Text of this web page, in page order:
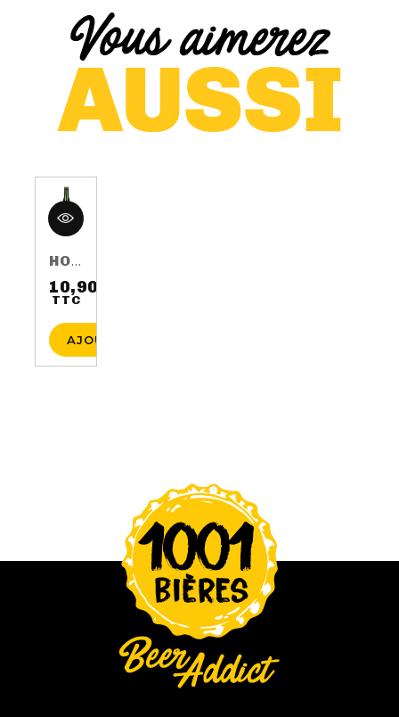
HOP HARVEST 2016 75CL 5.5%
10,90 €
TTCPrix
AJOUTER AU PANIER